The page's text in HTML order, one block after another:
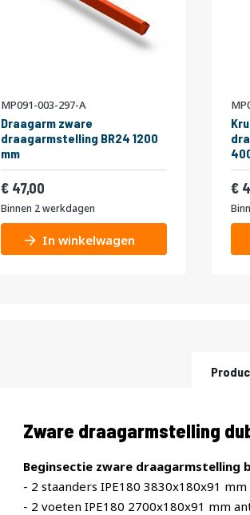
MP091-003-297-A
Draagarm zware
draagarmstelling BR24 1200
mm
47,00
Binnen 2 werkdagen
In winkelwagen
Productomschrijving
Zware draagarmstelling
Beginsectie zware draagarmstelling
- 2 staanders IPE180 3830x180x91
- 2 voeten IPE180 2700x180x91 mm